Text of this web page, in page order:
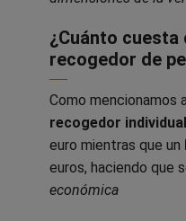
¿Cuánto cuesta
recogedor de
Como mencionamos
recogedor individual
euro mientras que un
euros, haciendo que
económica